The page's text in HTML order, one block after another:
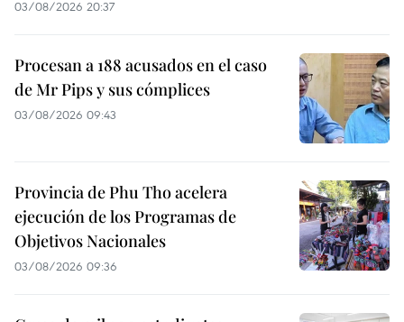
03/08/2026 20:37
Procesan a 188 acusados en el caso
de Mr Pips y sus cómplices
03/08/2026 09:43
Provincia de Phu Tho acelera
ejecución de los Programas de
Objetivos Nacionales
03/08/2026 09:36